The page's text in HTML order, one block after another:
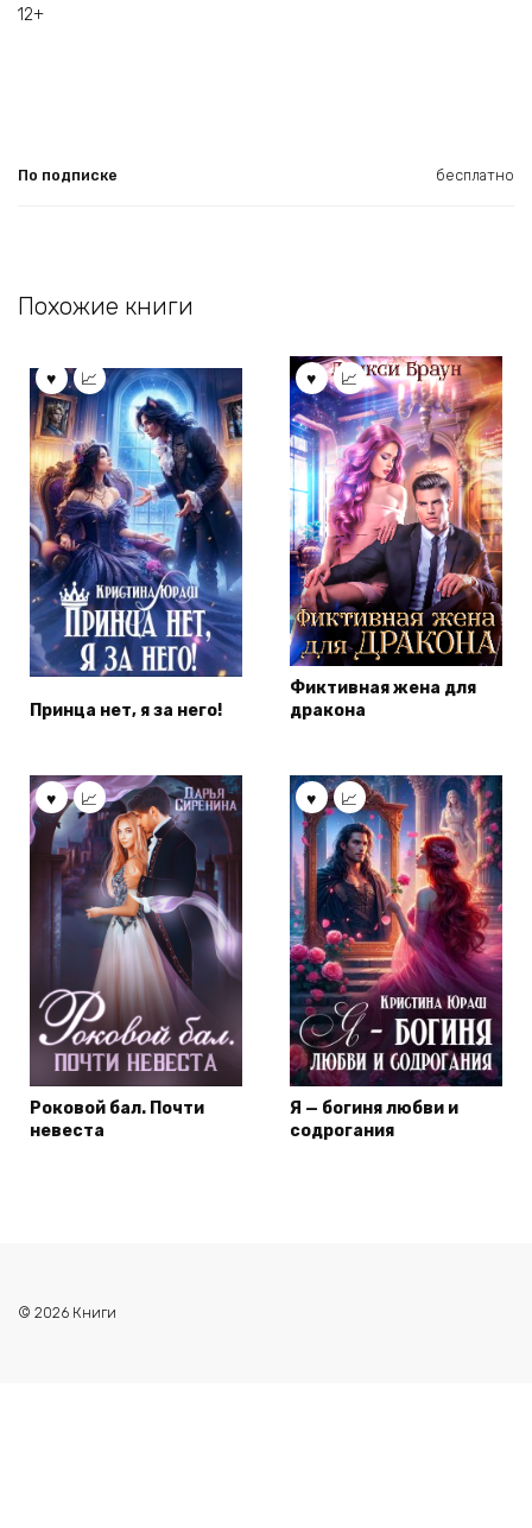
12+
По подписке бесплатно
Похожие книги
Принца нет, я за него!
Фиктивная жена для
дракона
Роковой бал. Почти
невеста
Я — богиня любви и
содрогания
© 2026 Книги